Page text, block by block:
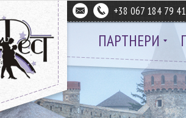
+38 067 184 79 41
ПАРТНЕРИ